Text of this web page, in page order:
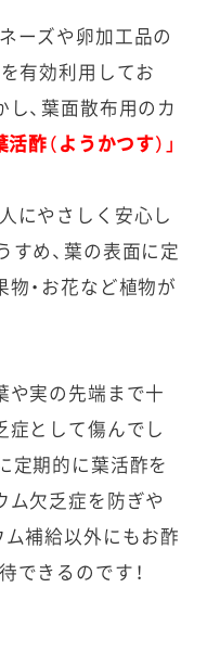
ーズや卵加工品の
を有効利用してお
し、葉面散布用のカ
活酢（ようかつす）」
にやさしく安心し
すめ、葉の表面に定
・お花など植物が
や実の先端まで十
症として傷んでし
定期的に葉活酢を
ム欠乏症を防ぎや
ム補給以外にもお酢
できるのです！